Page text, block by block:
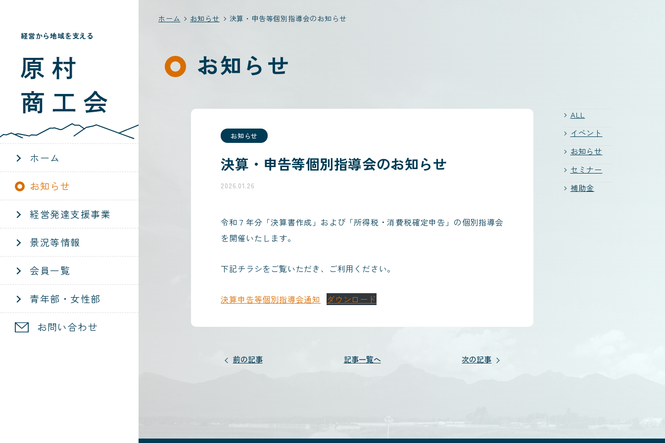
経営から地域を支える
ホーム
お知らせ
経営発達支援事業
景況等情報
会員一覧
青年部・女性部
お問い合わせ
ホーム お知らせ 決算・申告等個別指導会のお知らせ
お知らせ
ALL
イベント
お知らせ
セミナー
補助金
お知らせ
決算・申告等個別指導会のお知らせ
2026.01.26
令和７年分「決算書作成」および「所得税・消費税確定申告」の個別指導会
を開催いたします。
下記チラシをご覧いただき、ご利用ください。
決算申告等個別指導会通知 ダウンロード
前の記事 記事一覧へ 次の記事